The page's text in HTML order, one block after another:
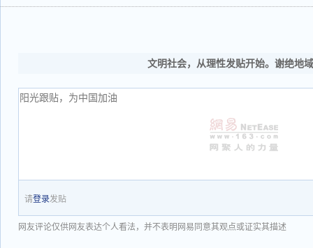
文明社会，从理性发贴开始。谢绝地
请登录发贴
网友评论仅供网友表达个人看法，并不表明网易同意其观点或证实其描述